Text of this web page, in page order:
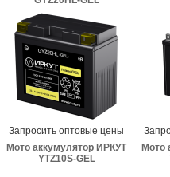
Запросить оптовые цены
Мото аккумулятор ИРКУТ
YTZ10S-GEL
Мото